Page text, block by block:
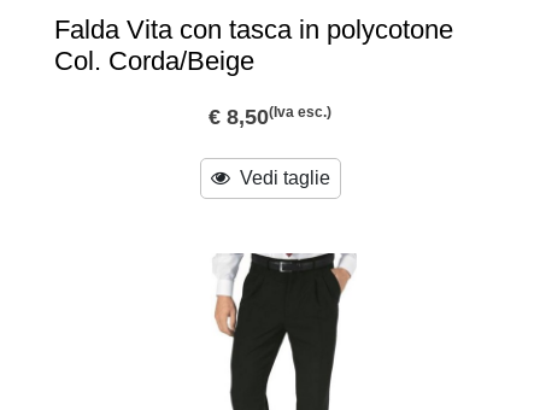
Falda Vita con tasca in polycotone
Col. Corda/Beige
€ 8,50(Iva esc.)
Vedi taglie